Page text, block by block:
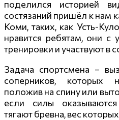
поделился историей
состязаний пришёл к нам
Коми, таких, как Усть-
нравится ребятам, они с
тренировки и участвуют в
Задача спортсмена –
соперников, которых
положив на спину или
если силы
тягают бревна, вес